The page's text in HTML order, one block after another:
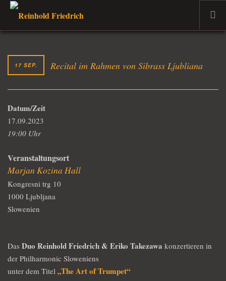
DER MUSIKER
DER DOZENT
17 SEP. Recital im Rahmen von Sibrass Ljubliana
Datum/Zeit
17.09.2023
19:00 Uhr
Veranstaltungsort
Marjan Kozina Hall
Kongresni trg 10
1000 Ljubljana
Slowenien
Das Duo Reinhold Friedrich & Eriko Takezawa konzertieren in
der Philharmonic Sloweniens
unter dem Titel „The Art of Trumpet“